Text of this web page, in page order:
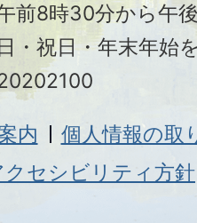
前8時30分から午
・祝日・年末年始
内
個人情報の取
セシビリティ方針